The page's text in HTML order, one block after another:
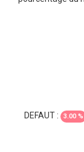
DEFAUT : 3.00 %